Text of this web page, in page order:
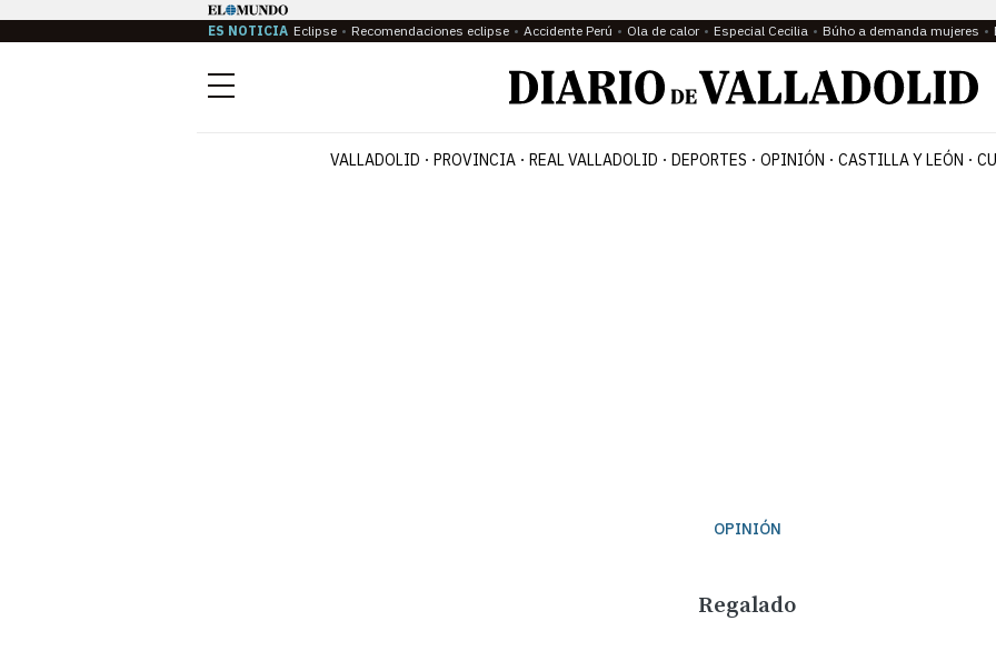
ES NOTICIA Eclipse Recomendaciones eclipse Accidente Perú Ola de calor Especial Cecilia Búho a demanda mujeres
Menú
VALLADOLID PROVINCIA REAL VALLADOLID DEPORTES OPINIÓN CASTILLA Y LEÓN
OPINIÓN
Regalado